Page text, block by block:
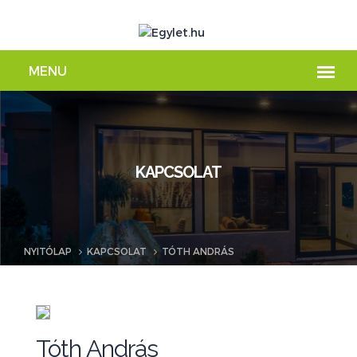
KAPCSOLAT
NYITÓLAP KAPCSOLAT TÓTH ANDRÁS
Tóth András